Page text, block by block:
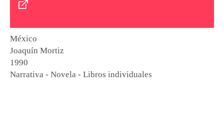
México
Joaquín Mortiz
1990
Narrativa - Novela - Libros individuales